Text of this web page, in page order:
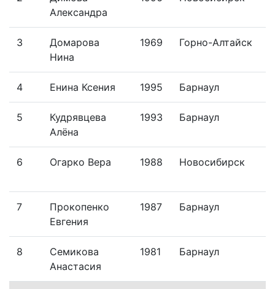
Александра
3
Домарова
Нина
1969 Горно-Алтайск
4 Енина Ксения 1995 Барнаул
5
Кудрявцева
Алёна
1993 Барнаул
6 Огарко Вера 1988 Новосибирск
7
Прокопенко
Евгения
1987 Барнаул
8
Семикова
Анастасия
1981 Барнаул